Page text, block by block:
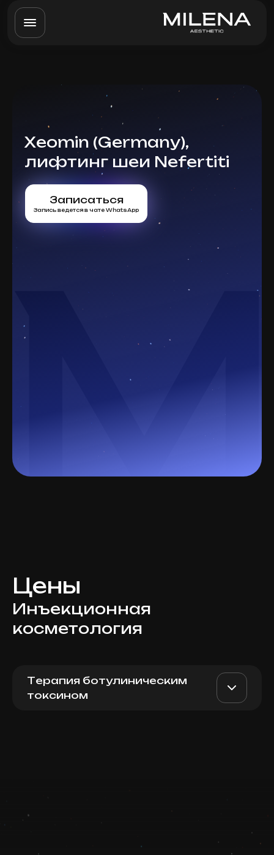
Xeomin (Germany),
лифтинг шеи Nefertiti
Записаться
Запись ведется в чате WhatsApp
Цены
Инъекционная
косметология
Терапия ботулиническим
токсином